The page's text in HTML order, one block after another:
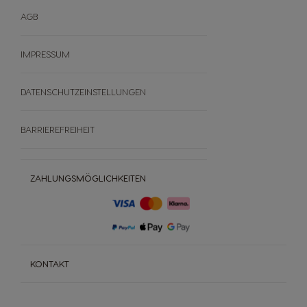
ZAHLUNGSMÖGLICHKEITEN
KONTAKT
AGB
IMPRESSUM
DATENSCHUTZEINSTELLUNGEN
BARRIEREFREIHEIT